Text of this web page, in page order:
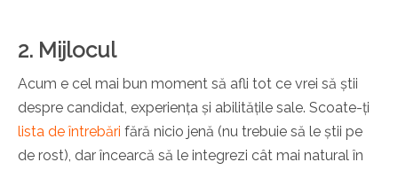
2. Mijlocul
Acum e cel mai bun moment să afli tot ce vrei să știi
despre candidat, experiența și abilitățile sale. Scoate-ți
lista de întrebări fără nicio jenă (nu trebuie să le știi pe
de rost), dar încearcă să le integrezi cât mai natural în